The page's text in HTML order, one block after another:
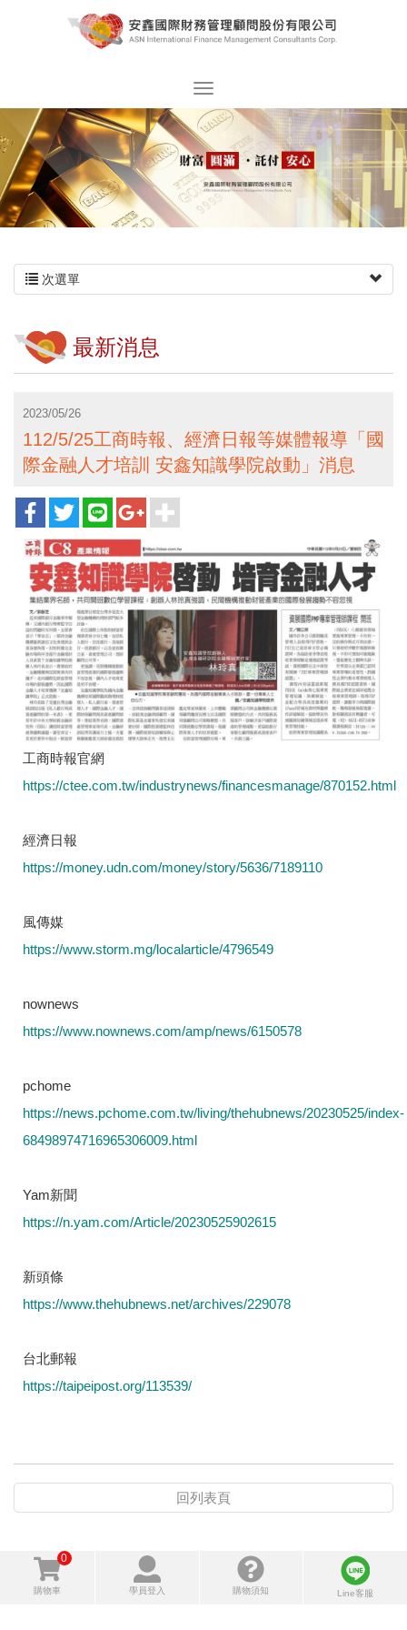
次選單
最新消息
2023/05/26
112/5/25工商時報、經濟日報等媒體報導「國
際金融人才培訓 安鑫知識學院啟動」消息
工商時報官網
https://ctee.com.tw/industrynews/financesmanage/870152.html
經濟日報
https://money.udn.com/money/story/5636/7189110
風傳媒
https://www.storm.mg/localarticle/4796549
nownews
https://www.nownews.com/amp/news/6150578
pchome
https://news.pchome.com.tw/living/thehubnews/20230525/index-
68498974716965306009.html
Yam新聞
https://n.yam.com/Article/20230525902615
新頭條
https://www.thehubnews.net/archives/229078
台北郵報
https://taipeipost.org/113539/
回列表頁
購物車
0
學員登入 購物須知 Line客服
106 台北市大安區敦化南路二段207號遠企大樓16樓